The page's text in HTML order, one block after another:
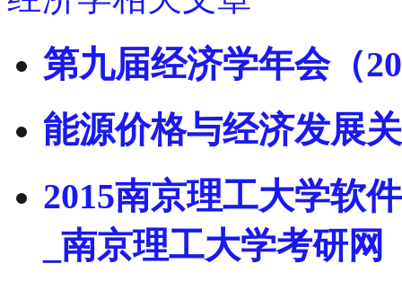
第九届经济学年会（
能源价格与经济发展
2015南京理工大学软
_南京理工大学考研网